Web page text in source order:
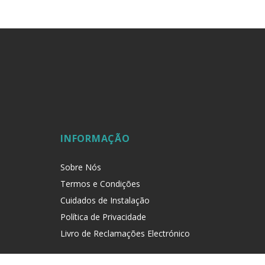
INFORMAÇÃO
Sobre Nós
Termos e Condições
Cuidados de Instalação
Política de Privacidade
Livro de Reclamações Electrónico